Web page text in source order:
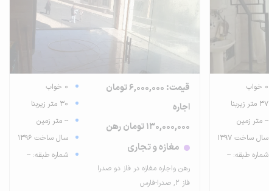
0 خواب
37 متر زیربنا
-- متر زمین
سال ساخت 1397
شماره طبقه: --
قیمت: 6,000,000 تومان
اجاره
130,000,000 تومان رهن
مغازه و تجاری
رهن واجاره مغازه در فاز دو صدرا
فاز ۲, صدرا-فارس
0 خواب
30 متر زیربنا
-- متر زمین
سال ساخت 1396
شماره طبقه: --